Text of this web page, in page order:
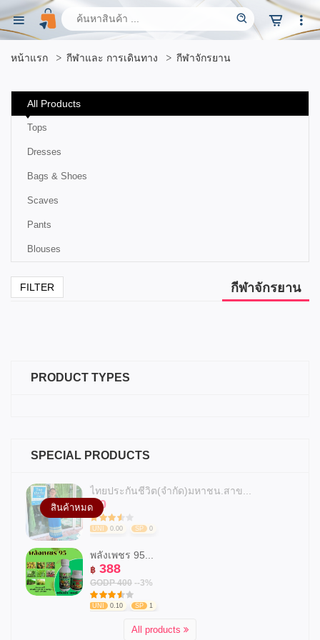
หน้าแรก กีฬาและ การเดินทาง กีฬาจักรยาน
All Products
Tops
Dresses
Bags & Shoes
Scaves
Pants
Blouses
FILTER กีฬาจักรยาน
PRODUCT TYPES
SPECIAL PRODUCTS
สินค้าหมด
ไทยประกันชีวิต(จำกัด)มหาชน.สาข...
฿ 0
UNI 0.00 SP 0
พลังเพชร 95...
฿ 388
GODP 400 --3%
UNI 0.10 SP 1
All products